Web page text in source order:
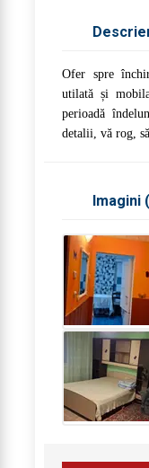
Ofer spre
utilată și
perioadă
detalii, vă rog,
Imagini (